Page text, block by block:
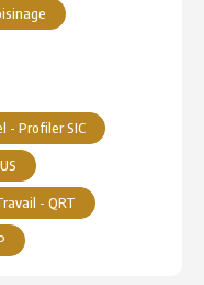
- Profiler SIC
- QRT